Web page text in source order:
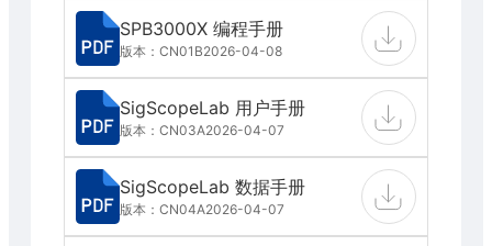
SPB3000X 编程手册
版本：CN01B2026-04-08
SigScopeLab 用户手册
版本：CN03A2026-04-07
SigScopeLab 数据手册
版本：CN04A2026-04-07